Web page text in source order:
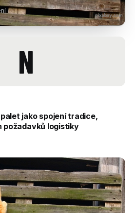
Zatímco standardní
běžné použití, v mnoha
lepší řešení výroba…
N
jako spojení tradice,
požadavků logistiky